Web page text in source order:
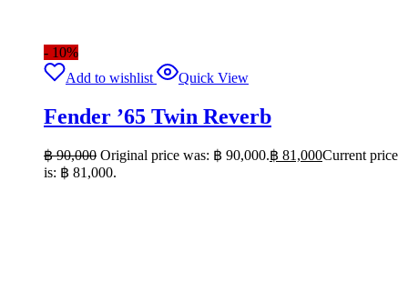
- 10%
Add to wishlist
Quick View
Fender ’65 Twin Reverb
฿90,000 Original price was: ฿ 90,000.฿ 81,000Current price
is: ฿ 81,000.